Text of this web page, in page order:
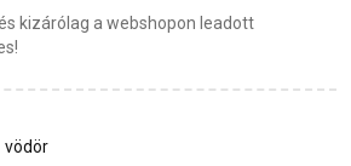
kizárólag a webshopon leadott
vödör